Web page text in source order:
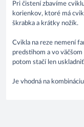
Pri čistení zbavíme
korienkov, ktoré má
škrabka a krátky nožík.
Cvikla na reze nemení
predstihom a vo
potom stačí len
Je vhodná na